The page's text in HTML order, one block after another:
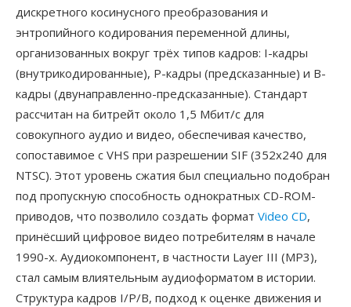
дискретного косинусного преобразования и
энтропийного кодирования переменной длины,
организованных вокруг трёх типов кадров: I-кадры
(внутрикодированные), P-кадры (предсказанные) и B-
кадры (двунаправленно-предсказанные). Стандарт
рассчитан на битрейт около 1,5 Мбит/с для
совокупного аудио и видео, обеспечивая качество,
сопоставимое с VHS при разрешении SIF (352x240 для
NTSC). Этот уровень сжатия был специально подобран
под пропускную способность однократных CD-ROM-
приводов, что позволило создать формат Video CD,
принёсший цифровое видео потребителям в начале
1990-х. Аудиокомпонент, в частности Layer III (MP3),
стал самым влиятельным аудиоформатом в истории.
Структура кадров I/P/B, подход к оценке движения и